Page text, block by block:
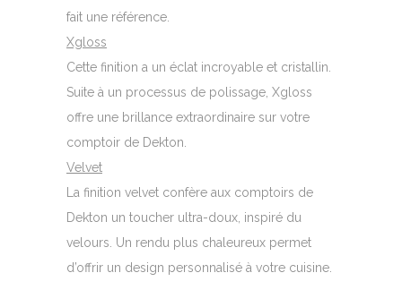
fait une référence.
Xgloss
Cette finition a un éclat incroyable et cristallin.
Suite à un processus de polissage, Xgloss
offre une brillance extraordinaire sur votre
comptoir de Dekton.
Velvet
La finition velvet confère aux comptoirs de
Dekton un toucher ultra-doux, inspiré du
velours. Un rendu plus chaleureux permet
d’offrir un design personnalisé à votre cuisine.